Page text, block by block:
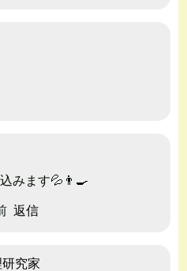
みます💦👨‍🍳
返信
究家